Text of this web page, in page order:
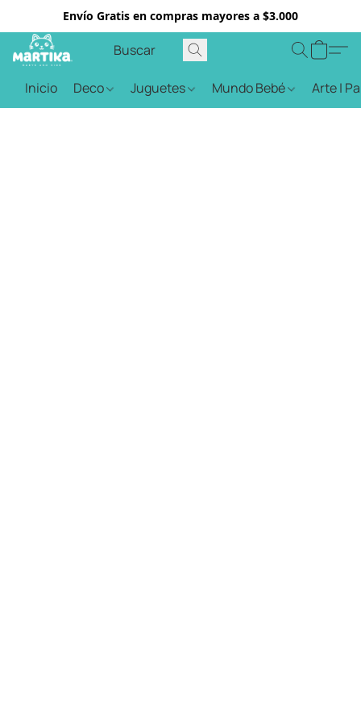
Envío Gratis en compras mayores a $3.000
Inicio Deco Juguetes Mundo Bebé Arte |